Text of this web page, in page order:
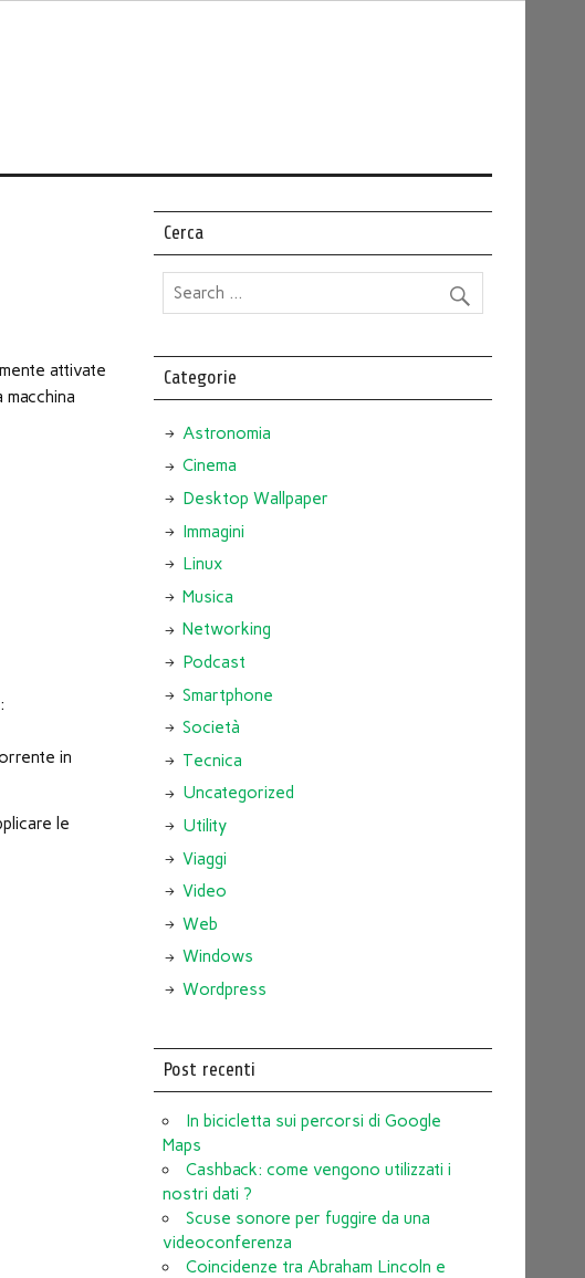
attivate
in
le
Cerca
Categorie
Astronomia
Cinema
Desktop Wallpaper
Immagini
Linux
Musica
Networking
Podcast
Smartphone
Società
Tecnica
Uncategorized
Utility
Viaggi
Video
Web
Windows
Wordpress
Post recenti
In bicicletta sui percorsi di Google
Maps
Cashback: come vengono utilizzati i
nostri dati ?
Scuse sonore per fuggire da una
videoconferenza
Coincidenze tra Abraham Lincoln e